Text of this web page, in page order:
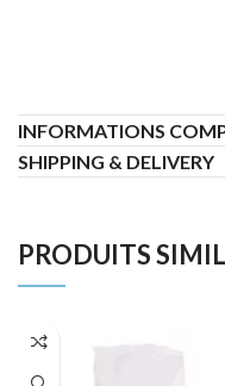
INFORMATIONS
SHIPPING & DELIVERY
PRODUITS